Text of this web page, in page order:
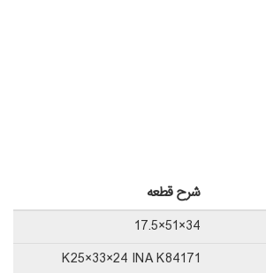
شرح قطعه
34×51×17.5
K25×33×24 INA K84171